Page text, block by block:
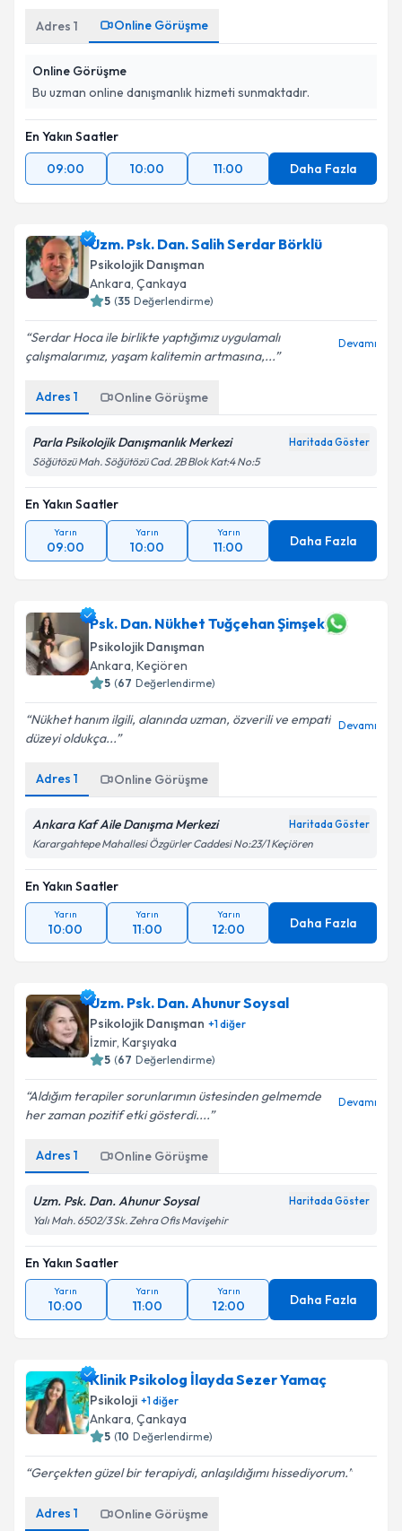
Adres 1 Online Görüşme
Online Görüşme
Bu uzman online danışmanlık hizmeti sunmaktadır.
En Yakın Saatler
09:00
10:00 11:00 Daha Fazla
Uzm. Psk. Dan. Salih Serdar Börklü
Psikolojik Danışman
Ankara, Çankaya
5 (35 Değerlendirme)
Serdar Hoca ile birlikte yaptığımız uygulamalı
çalışmalarımız, yaşam kalitemin artmasına,...
Devamı
Adres 1 Online Görüşme
Parla Psikolojik Danışmanlık Merkezi Haritada Göster
Söğütözü Mah. Söğütözü Cad. 2B Blok Kat:4 No:5
En Yakın Saatler
Yarın
09:00
Yarın
10:00
Yarın
11:00 Daha Fazla
Psk. Dan. Nükhet Tuğçehan Şimşek
Psikolojik Danışman
Ankara, Keçiören
5 (67 Değerlendirme)
Nükhet hanım ilgili, alanında uzman, özverili ve empati
düzeyi oldukça...
Devamı
Adres 1 Online Görüşme
Ankara Kaf Aile Danışma Merkezi Haritada Göster
Karargahtepe Mahallesi Özgürler Caddesi No:23/1 Keçiören
En Yakın Saatler
Yarın
10:00
Yarın
11:00
Yarın
12:00 Daha Fazla
Uzm. Psk. Dan. Ahunur Soysal
Psikolojik Danışman +1diğer
İzmir, Karşıyaka
5 (67 Değerlendirme)
Aldığım terapiler sorunlarımın üstesinden gelmemde
her zaman pozitif etki gösterdi....
Devamı
Adres 1 Online Görüşme
Uzm. Psk. Dan. Ahunur Soysal Haritada Göster
Yalı Mah. 6502/3 Sk. Zehra Ofis Mavişehir
En Yakın Saatler
Yarın
10:00
Yarın
11:00
Yarın
12:00 Daha Fazla
Klinik Psikolog İlayda Sezer Yamaç
Psikoloji +1diğer
Ankara, Çankaya
5 (10 Değerlendirme)
Gerçekten güzel bir terapiydi, anlaşıldığımı hissediyorum.
Adres 1 Online Görüşme